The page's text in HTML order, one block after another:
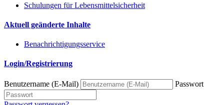
Schulungen für Lebensmittelsicherheit
Aktuell geänderte Inhalte
Benachrichtigungsservice
Login/Registrierung
Benutzername (E-Mail) Passwort